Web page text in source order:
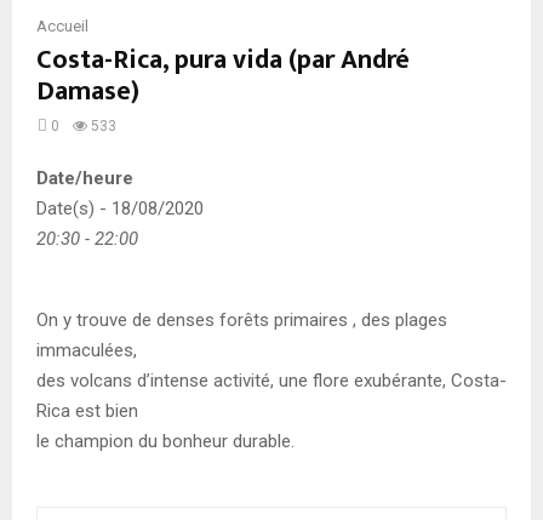
Accueil
Costa-Rica, pura vida (par André
Damase)
0 533
Date/heure
Date(s) - 18/08/2020
20:30 - 22:00
On y trouve de denses forêts primaires , des plages
immaculées,
des volcans d’intense activité, une flore exubérante, Costa-
Rica est bien
le champion du bonheur durable.